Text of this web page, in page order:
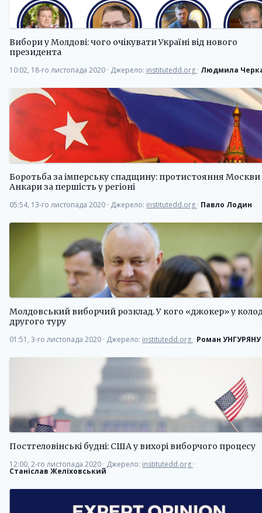
Вибори у Молдові: чого очікувати Україні від нового
президента
10:02, 18-го листопада 2020 · Джерело: institutedd.org · Людмила
Боротьба за імперську спадщину: протистояння Москви
Анкари за першість у регіоні
05:54, 13-го листопада 2020 · Джерело: institutedd.org · Павло Лодин
Молдовський виборчий розклад. У кого «джокер» у
другого туру
01:51, 3-го листопада 2020 · Джерело: institutedd.org · Роман УНГУРЯНУ
Постгеловінські будні: США у вихорі виборчого процесу
12:00, 2-го листопада 2020 · Джерело: institutedd.org ·
Станіслав Желіховський